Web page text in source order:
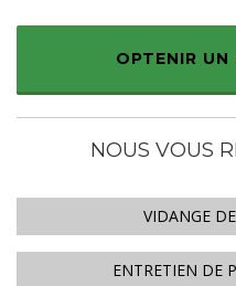
OPTENIR
NOUS VOUS
VIDANGE
ENTRETIEN DE